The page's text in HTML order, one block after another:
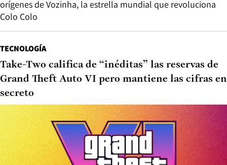
orígenes de Vozinha, la estrella mundial que revoluciona
Colo Colo
TECNOLOGÍA
Take-Two califica de “inéditas” las reservas de
Grand Theft Auto VI pero mantiene las cifras en
secreto